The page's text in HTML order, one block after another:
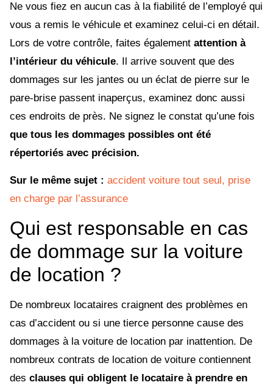
Ne vous fiez en aucun cas à la fiabilité de l’employé qui
vous a remis le véhicule et examinez celui-ci en détail.
Lors de votre contrôle, faites également attention à
l’intérieur du véhicule. Il arrive souvent que des
dommages sur les jantes ou un éclat de pierre sur le
pare-brise passent inaperçus, examinez donc aussi
ces endroits de près. Ne signez le constat qu’une fois
que tous les dommages possibles ont été
répertoriés avec précision.
Sur le même sujet : accident voiture tout seul, prise
en charge par l’assurance
Qui est responsable en cas
de dommage sur la voiture
de location ?
De nombreux locataires craignent des problèmes en
cas d’accident ou si une tierce personne cause des
dommages à la voiture de location par inattention. De
nombreux contrats de location de voiture contiennent
des clauses qui obligent le locataire à prendre en